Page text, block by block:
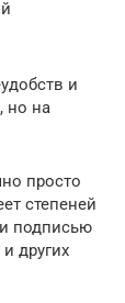
и
но на
просто
степеней
подписью
других